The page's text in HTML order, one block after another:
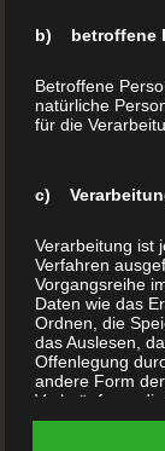
Print on
Veredelung
FAQ´s
Kinderbücher
Kochbücher
Chroniken
Sachbücher
Reisetagebücher
b) betroffene
Betroffene
natürliche
für die
c)
Verarbeitung ist
Verfahren
Vorgangsreihe
Daten wie das
Ordnen, die
das Auslesen,
Offenlegung
andere Form
Verknüpfung,
Vernichtung.